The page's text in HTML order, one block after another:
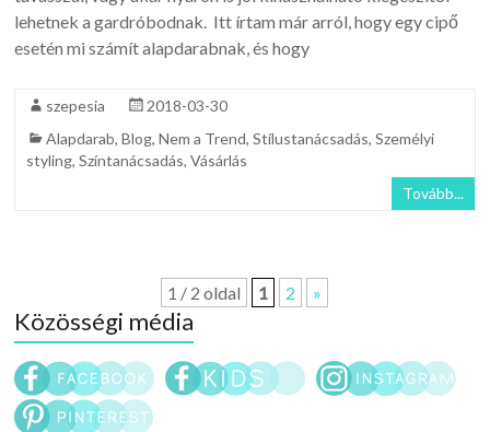
lehetnek a gardróbodnak. Itt írtam már arról, hogy egy cipő
esetén mi számít alapdarabnak, és hogy
szepesia
2018-03-30
Alapdarab,Blog,Nem a Trend,Stílustanácsadás,Személyi
styling,Színtanácsadás,Vásárlás
Tovább...
1 / 2 oldal 1 2 »
Közösségi média